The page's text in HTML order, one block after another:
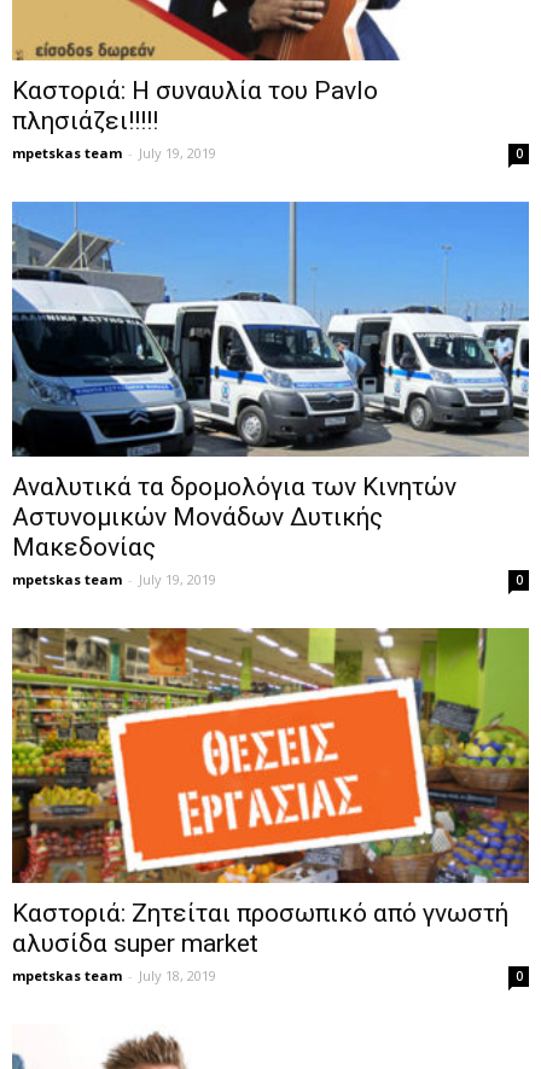
Καστοριά: Η συναυλία του Pavlo
πλησιάζει!!!!!
mpetskas team - July 19, 2019 0
Αναλυτικά τα δρομολόγια των Κινητών
Αστυνομικών Μονάδων Δυτικής
Μακεδονίας
mpetskas team - July 19, 2019 0
Καστοριά: Ζητείται προσωπικό από γνωστή
αλυσίδα super market
mpetskas team - July 18, 2019 0